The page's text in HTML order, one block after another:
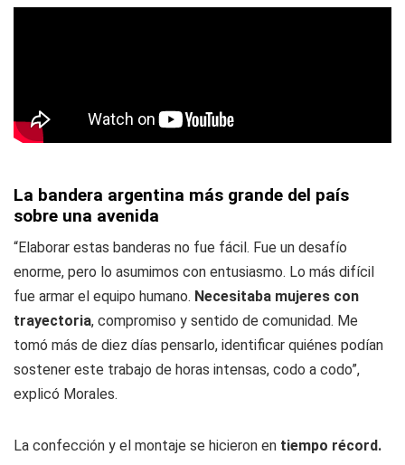
La bandera argentina más grande del país
sobre una avenida
“Elaborar estas banderas no fue fácil. Fue un desafío
enorme, pero lo asumimos con entusiasmo. Lo más difícil
fue armar el equipo humano. Necesitaba mujeres con
trayectoria, compromiso y sentido de comunidad. Me
tomó más de diez días pensarlo, identificar quiénes podían
sostener este trabajo de horas intensas, codo a codo”,
explicó Morales.
La confección y el montaje se hicieron en tiempo récord.